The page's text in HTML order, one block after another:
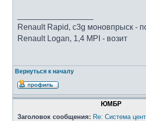
Renault Rapid, c3g моновпрыск -
Renault Logan, 1,4 MPI - возит
Вернуться к началу
ЮМБР
Заголовок сообщения: Re: Система